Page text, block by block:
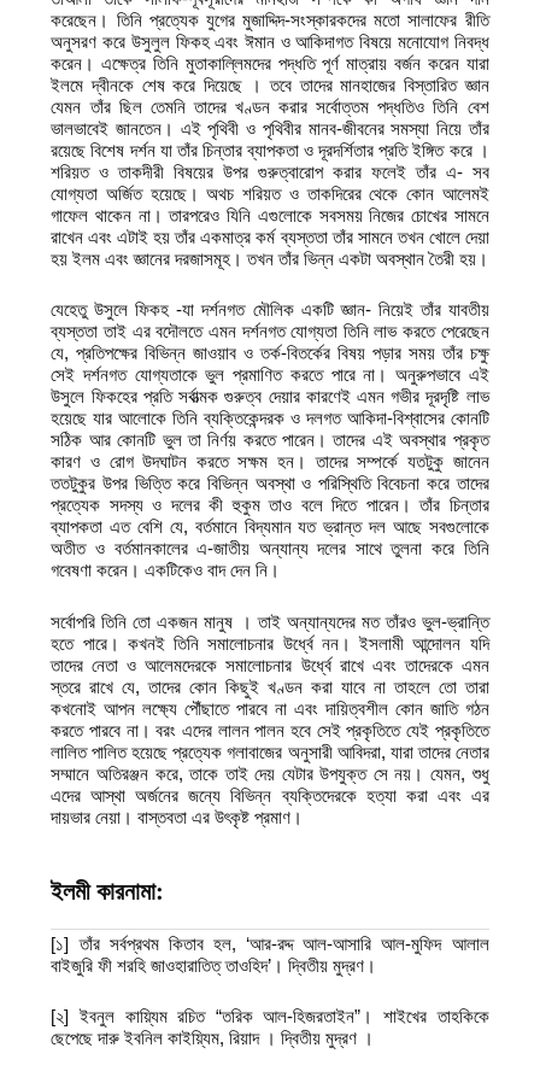
করেছেন। তিনি প্রত্যেক যুগের মুজাদ্দিদ-সংস্কারকদের মতো সালাফের রীতি
অনুসরণ করে উসুলুল ফিকহ এবং ঈমান ও আকিদাগত বিষয়ে মনোযোগ নিবদ্ধ
করেন। এক্ষেত্র তিনি মুতাকাল্লিমদের পদ্ধতি পূর্ণ মাত্রায় বর্জন করেন যারা
ইলমে দ্বীনকে শেষ করে দিয়েছে । তবে তাদের মানহাজের বিস্তারিত জ্ঞান
যেমন তাঁর ছিল তেমনি তাদের খণ্ডন করার সর্বোত্তম পদ্ধতিও তিনি বেশ
ভালভাবেই জানতেন। এই পৃথিবী ও পৃথিবীর মানব-জীবনের সমস্যা নিয়ে তাঁর
রয়েছে বিশেষ দর্শন যা তাঁর চিন্তার ব্যাপকতা ও দূরদর্শিতার প্রতি ইঙ্গিত করে ।
শরিয়ত ও তাকদীরী বিষয়ের উপর গুরুত্বারোপ করার ফলেই তাঁর এ- সব
যোগ্যতা অর্জিত হয়েছে। অথচ শরিয়ত ও তাকদিরের থেকে কোন আলেমই
গাফেল থাকেন না। তারপরেও যিনি এগুলোকে সবসময় নিজের চোখের সামনে
রাখেন এবং এটাই হয় তাঁর একমাত্র কর্ম ব্যস্ততা তাঁর সামনে তখন খোলে দেয়া
হয় ইলম এবং জ্ঞানের দরজাসমূহ। তখন তাঁর ভিন্ন একটা অবস্থান তৈরী হয়।
যেহেতু উসুলে ফিকহ -যা দর্শনগত মৌলিক একটি জ্ঞান- নিয়েই তাঁর যাবতীয়
ব্যস্ততা তাই এর বদৌলতে এমন দর্শনগত যোগ্যতা তিনি লাভ করতে পেরেছেন
যে, প্রতিপক্ষের বিভিন্ন জাওয়াব ও তর্ক-বিতর্কের বিষয় পড়ার সময় তাঁর চক্ষু
সেই দর্শনগত যোগ্যতাকে ভুল প্রমাণিত করতে পারে না। অনুরুপভাবে এই
উসুলে ফিকহের প্রতি সর্বাত্মক গুরুত্ব দেয়ার কারণেই এমন গভীর দূরদৃষ্টি লাভ
হয়েছে যার আলোকে তিনি ব্যক্তিকেন্দরক ও দলগত আকিদা-বিশ্বাসের কোনটি
সঠিক আর কোনটি ভুল তা নির্ণয় করতে পারেন। তাদের এই অবস্থার প্রকৃত
কারণ ও রোগ উদঘাটন করতে সক্ষম হন। তাদের সম্পর্কে যতটুকু জানেন
ততটুকুর উপর ভিত্তি করে বিভিন্ন অবস্থা ও পরিস্থিতি বিবেচনা করে তাদের
প্রত্যেক সদস্য ও দলের কী হুকুম তাও বলে দিতে পারেন। তাঁর চিন্তার
ব্যাপকতা এত বেশি যে, বর্তমানে বিদ্যমান যত ভ্রান্ত দল আছে সবগুলোকে
অতীত ও বর্তমানকালের এ-জাতীয় অন্যান্য দলের সাথে তুলনা করে তিনি
গবেষণা করেন। একটিকেও বাদ দেন নি।
সর্বোপরি তিনি তো একজন মানুষ । তাই অন্যান্যদের মত তাঁরও ভুল-ভ্রান্তি
হতে পারে। কখনই তিনি সমালোচনার উর্ধ্বে নন। ইসলামী আন্দোলন যদি
তাদের নেতা ও আলেমদেরকে সমালোচনার উর্ধ্বে রাখে এবং তাদেরকে এমন
স্তরে রাখে যে, তাদের কোন কিছুই খণ্ডন করা যাবে না তাহলে তো তারা
কখনোই আপন লক্ষ্যে পৌঁছাতে পারবে না এবং দায়িত্বশীল কোন জাতি গঠন
করতে পারবে না। বরং এদের লালন পালন হবে সেই প্রকৃতিতে যেই প্রকৃতিতে
লালিত পালিত হয়েছে প্রত্যেক গলাবাজের অনুসারী আবিদরা, যারা তাদের নেতার
সম্মানে অতিরঞ্জন করে, তাকে তাই দেয় যেটার উপযুক্ত সে নয়। যেমন, শুধু
এদের আস্থা অর্জনের জন্যে বিভিন্ন ব্যক্তিদেরকে হত্যা করা এবং এর
দায়ভার নেয়া। বাস্তবতা এর উৎকৃষ্ট প্রমাণ।
ইলমী কারনামা:
[১] তাঁর সর্বপ্রথম কিতাব হল, ‘আর-রদ্দ আল-আসারি আল-মুফিদ আলাল
বাইজুরি ফী শরহি জাওহারাতিত্‌ তাওহিদ’। দ্বিতীয় মুদ্রণ।
[২] ইবনুল কায়্যিম রচিত “তরিক আল-হিজরতাইন”। শাইখের তাহকিকে
ছেপেছে দারু ইবনিল কাইয়্যিম, রিয়াদ । দ্বিতীয় মুদ্রণ ।